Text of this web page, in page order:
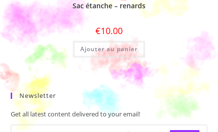
Sac étanche – renards
€10.00
Ajouter au panier
Newsletter
Get all latest content delivered to your email!